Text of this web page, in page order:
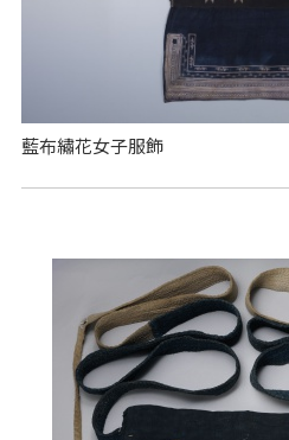
藍布繡花女子服飾